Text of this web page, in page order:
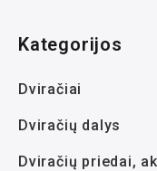
Kategorijos
Dviračiai
Dviračių dalys
Dviračių priedai,